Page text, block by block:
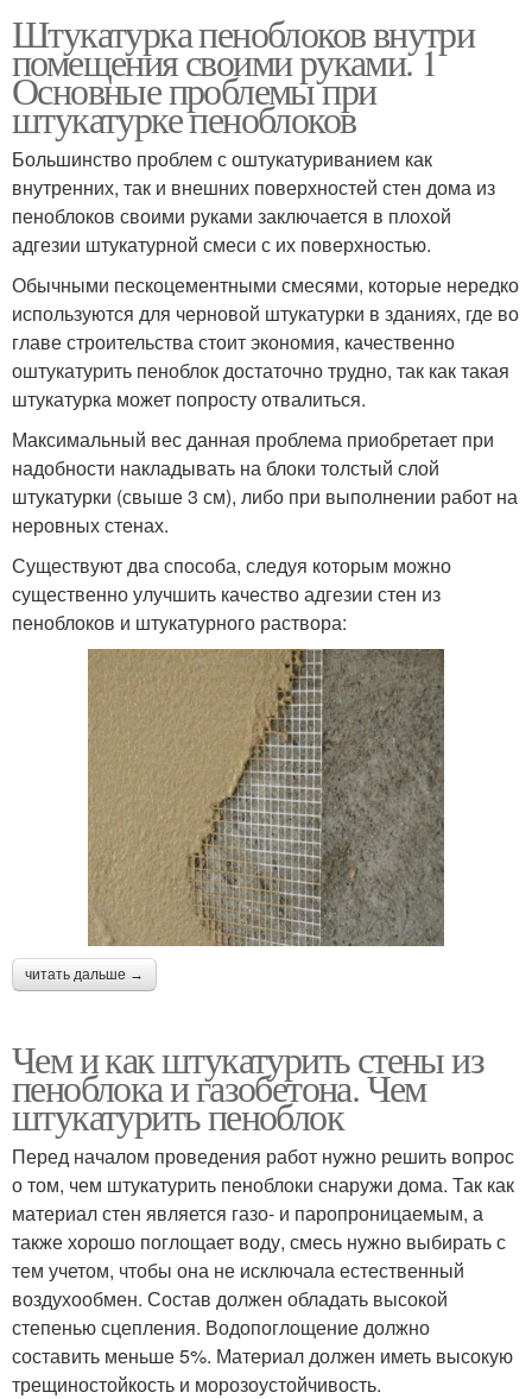
Штукатурка пеноблоков внутри
помещения своими руками. 1
Основные проблемы при
штукатурке пеноблоков
Большинство проблем с оштукатуриванием как
внутренних, так и внешних поверхностей стен дома из
пеноблоков своими руками заключается в плохой
адгезии штукатурной смеси с их поверхностью.
Обычными пескоцементными смесями, которые нередко
используются для черновой штукатурки в зданиях, где во
главе строительства стоит экономия, качественно
оштукатурить пеноблок достаточно трудно, так как такая
штукатурка может попросту отвалиться.
Максимальный вес данная проблема приобретает при
надобности накладывать на блоки толстый слой
штукатурки (свыше 3 см), либо при выполнении работ на
неровных стенах.
Существуют два способа, следуя которым можно
существенно улучшить качество адгезии стен из
пеноблоков и штукатурного раствора:
читать дальше →
Чем и как штукатурить стены из
пеноблока и газобетона. Чем
штукатурить пеноблок
Перед началом проведения работ нужно решить вопрос
о том, чем штукатурить пеноблоки снаружи дома. Так как
материал стен является газо- и паропроницаемым, а
также хорошо поглощает воду, смесь нужно выбирать с
тем учетом, чтобы она не исключала естественный
воздухообмен. Состав должен обладать высокой
степенью сцепления. Водопоглощение должно
составить меньше 5%. Материал должен иметь высокую
трещиностойкость и морозоустойчивость.